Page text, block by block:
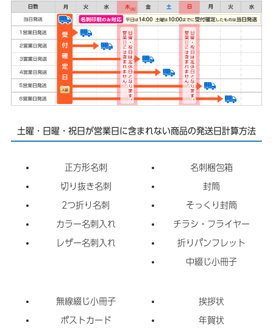
土曜・日曜・祝日が営業日に含まれない商品の発送日計算方法
正方形名刺
切り抜き名刺
2つ折り名刺
カラー名刺入れ
レザー名刺入れ
名刺梱包箱
封筒
そっくり封筒
チラシ・フライヤー
折りパンフレット
中綴じ小冊子
無線綴じ小冊子
ポストカード
挨拶状
年賀状